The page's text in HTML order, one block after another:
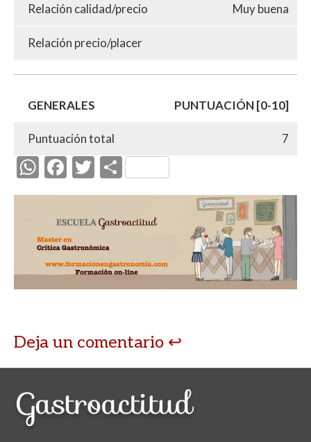
Relación calidad/precio Muy buena
Relación precio/placer
GENERALES PUNTUACIÓN [0-10]
Puntuación total 7
W
h
at
s
A
p
F
ac
e
b
o
o
T
w
itt
er
C
o
p
ar
ti
Deja un comentario